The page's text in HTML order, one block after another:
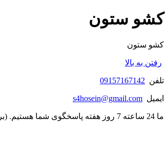
کشو ستون
کشو ستون
رفتن به بالا
تلفن 09157167142
ایمیل s4hosein@gmail.com
ما 24 ساعته 7 روز هفته پاسخگوی شما هستیم. (برای ویرایش این متن به پیکربندی پوسته > تب برچسب‌ها مراجعه نمایید.)